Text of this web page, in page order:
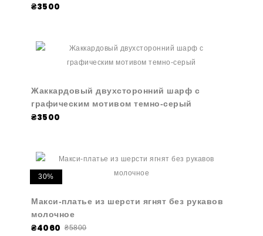
₴3500
Жаккардовый двухсторонний шарф с
графическим мотивом темно-серый
₴3500
30%
Макси-платье из шерсти ягнят без рукавов
молочное
₴4060 ₴5800